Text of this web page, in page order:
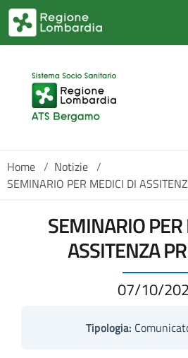
Salta al contenuto principale
Home / Notizie /
SEMINARIO PER MEDICI DI
SEMINARIO
ASSITENZA
07/10/
Tipologia: